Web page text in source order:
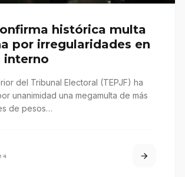
histórica multa
por irregularidades en
interno
del Tribunal Electoral (TEPJF) ha
unanimidad una megamulta de más
de pesos…